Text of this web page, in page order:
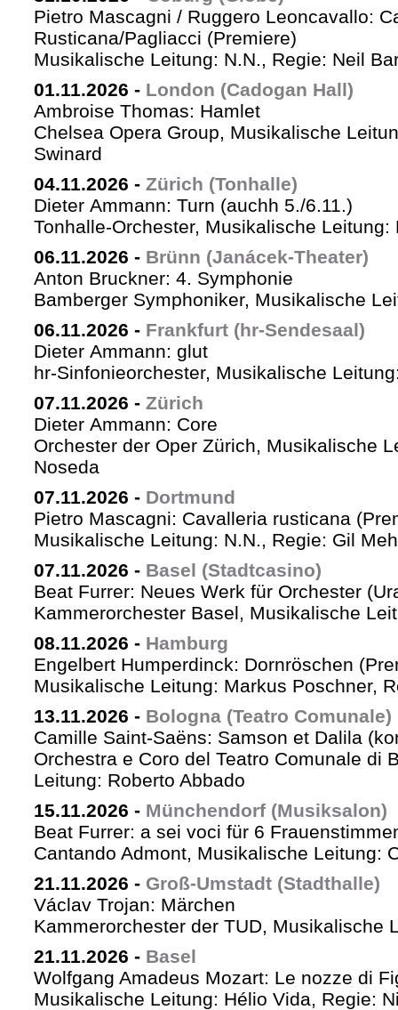
Pietro Mascagni / Ruggero Leoncavallo:
Rusticana/Pagliacci (Premiere)
Musikalische Leitung: N.N., Regie: Neil
01.11.2026 - London (Cadogan Hall)
Ambroise Thomas: Hamlet
Chelsea Opera Group, Musikalische
Swinard
04.11.2026 - Zürich (Tonhalle)
Dieter Ammann: Turn (auchh 5./6.11.)
Tonhalle-Orchester, Musikalische Leitung:
06.11.2026 - Brünn (Janácek-Theater)
Anton Bruckner: 4. Symphonie
Bamberger Symphoniker, Musikalische
06.11.2026 - Frankfurt (hr-Sendesaal)
Dieter Ammann: glut
hr-Sinfonieorchester, Musikalische
07.11.2026 - Zürich
Dieter Ammann: Core
Orchester der Oper Zürich, Musikalische
Noseda
07.11.2026 - Dortmund
Pietro Mascagni: Cavalleria rusticana
Musikalische Leitung: N.N., Regie: Gil
07.11.2026 - Basel (Stadtcasino)
Beat Furrer: Neues Werk für Orchester
Kammerorchester Basel, Musikalische
08.11.2026 - Hamburg
Engelbert Humperdinck: Dornröschen
Musikalische Leitung: Markus Poschner,
13.11.2026 - Bologna (Teatro Comunale)
Camille Saint-Saëns: Samson et Dalila
Orchestra e Coro del Teatro Comunale di
Leitung: Roberto Abbado
15.11.2026 - Münchendorf (Musiksalon)
Beat Furrer: a sei voci für 6
Cantando Admont, Musikalische Leitung:
21.11.2026 - Groß-Umstadt (Stadthalle)
Václav Trojan: Märchen
Kammerorchester der TUD, Musikalische
21.11.2026 - Basel
Wolfgang Amadeus Mozart: Le nozze di
Musikalische Leitung: Hélio Vida, Regie: